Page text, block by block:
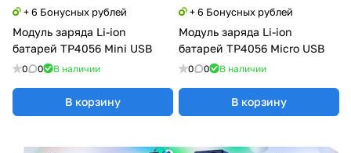
+ 6 Бонусных рублей
Модуль заряда Li-ion
батарей TP4056 Mini USB
0 0 В наличии
В корзину
+ 6 Бонусных рублей
Модуль заряда Li-ion
батарей TP4056 Micro USB
0 0 В наличии
В корзину